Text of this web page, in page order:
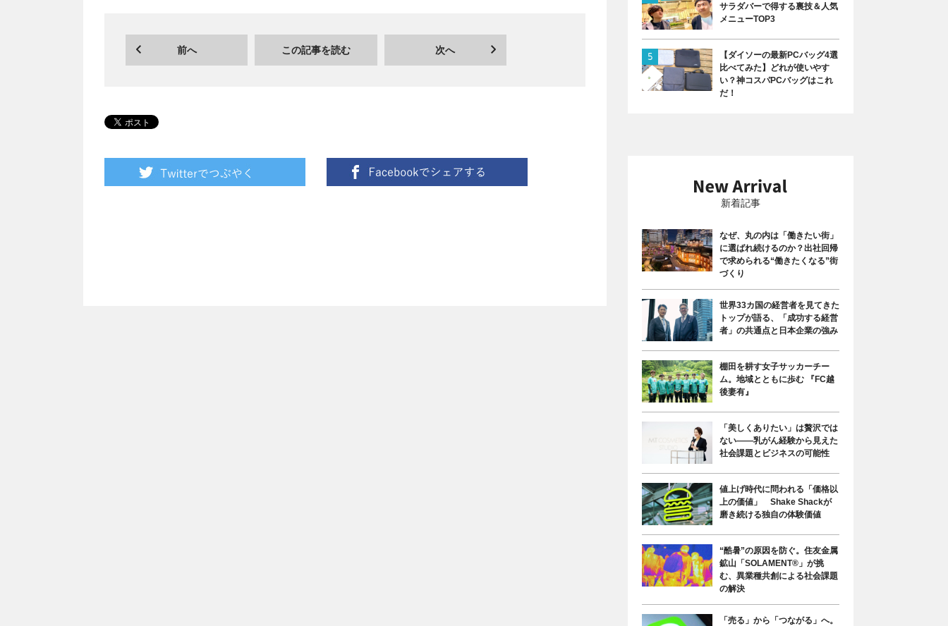
前へ この記事を読む 次へ
サラダバーで得する裏技＆人気
メニューTOP3
【ダイソーの最新PCバッグ4選
比べてみた】どれが使いやす
い？神コスパPCバッグはこれ
だ！
新着記事
なぜ、丸の内は「働きたい街」
に選ばれ続けるのか？出社回帰
で求められる“働きたくなる”街
づくり
世界33カ国の経営者を見てきた
トップが語る、「成功する経営
者」の共通点と日本企業の強み
棚田を耕す女子サッカーチー
ム。地域とともに歩む 『FC越
後妻有』
「美しくありたい」は贅沢では
ない――乳がん経験から見えた
社会課題とビジネスの可能性
値上げ時代に問われる「価格以
上の価値」 Shake Shackが
磨き続ける独自の体験価値
“酷暑”の原因を防ぐ。住友金属
鉱山「SOLAMENT®」が挑
む、異業種共創による社会課題
の解決
「売る」から「つながる」へ。